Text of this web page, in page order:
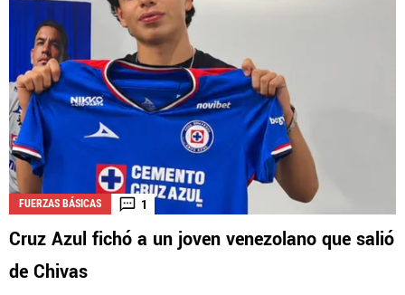
FUERZAS BÁSICAS 1
Cruz Azul fichó a un joven venezolano que salió
de Chivas